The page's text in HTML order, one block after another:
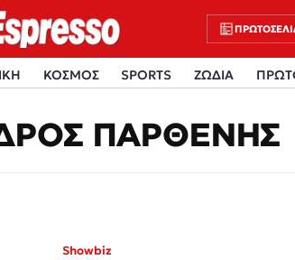
ΚΟΣΜΟΣ SPORTS ΖΩΔΙΑ
ΠΑΡΘΕΝΗΣ
Showbiz